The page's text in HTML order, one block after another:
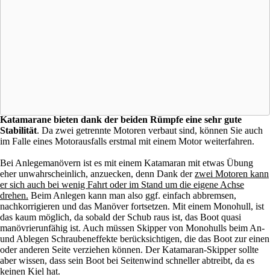
Katamarane bieten dank der beiden Rümpfe eine sehr gute
Stabilität. Da zwei getrennte Motoren verbaut sind, können Sie auch
im Falle eines Motorausfalls erstmal mit einem Motor weiterfahren.
Bei Anlegemanövern ist es mit einem Katamaran mit etwas Übung
eher unwahrscheinlich, anzuecken, denn Dank derzwei Motoren kann
er sich auch bei wenig Fahrt oder im Stand um die eigene Achse
drehen. Beim Anlegen kann man also ggf. einfach abbremsen,
nachkorrigieren und das Manöver fortsetzen. Mit einem Monohull, ist
das kaum möglich, da sobald der Schub raus ist, das Boot quasi
manövrierunfähig ist. Auch müssen Skipper von Monohulls beim An-
und Ablegen Schraubeneffekte berücksichtigen, die das Boot zur einen
oder anderen Seite verziehen können. Der Katamaran-Skipper sollte
aber wissen, dass sein Boot bei Seitenwind schneller abtreibt, da es
keinen Kiel hat.